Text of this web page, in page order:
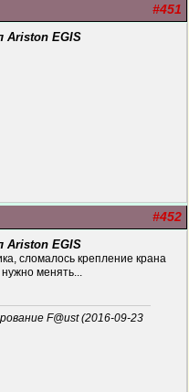
#451
Ariston EGIS
#452
Ariston EGIS
сломалось крепление крана
менять...
F@ust (2016-09-23